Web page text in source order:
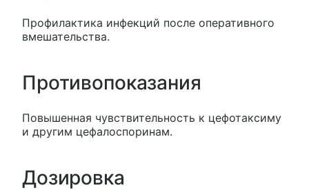
Профилактика инфекций после оперативного
вмешательства.
Противопоказания
Повышенная чувствительность к цефотаксиму
и другим цефалоспоринам.
Дозировка